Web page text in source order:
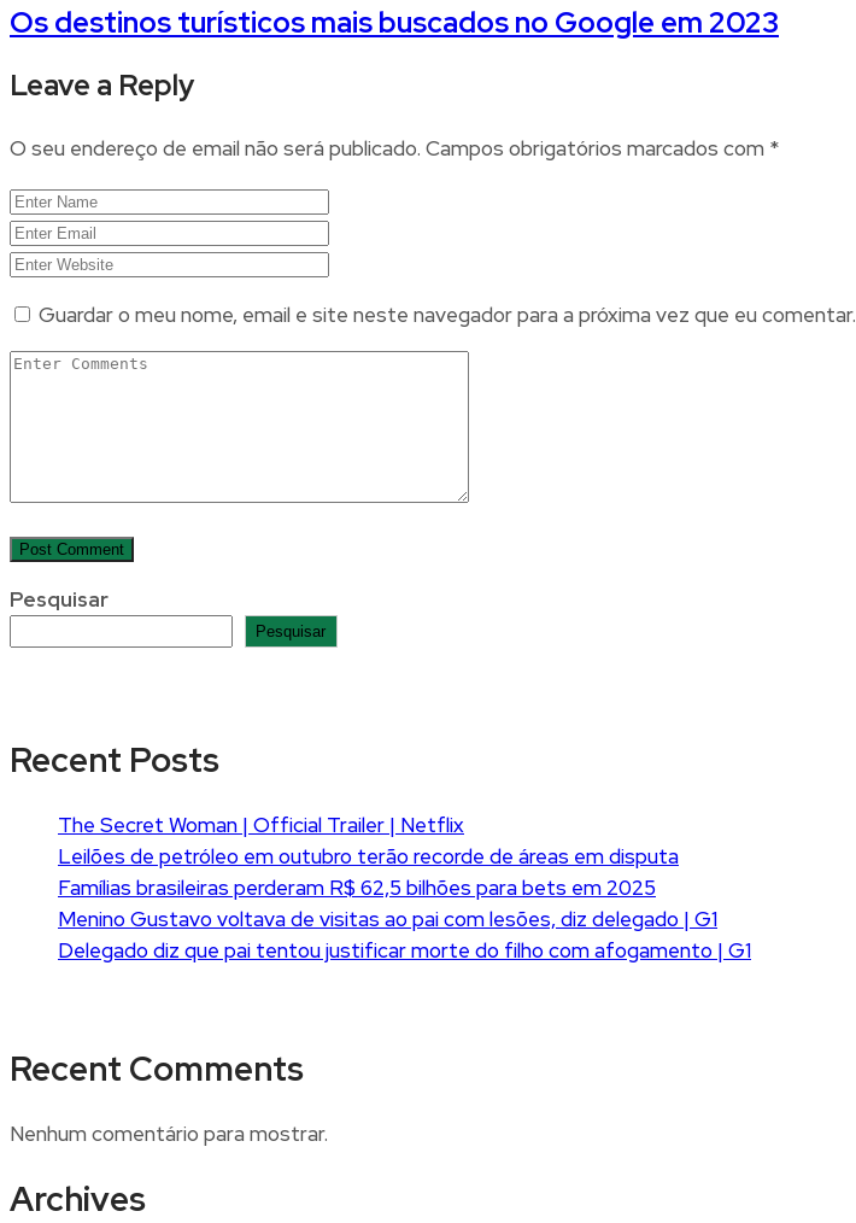
Os destinos turísticos mais buscados no Google em 2023
Leave a Reply
O seu endereço de email não será publicado. Campos obrigatórios marcados com *
Guardar o meu nome, email e site neste navegador para a próxima vez que eu comentar.
Pesquisar
Pesquisar
Recent Posts
The Secret Woman | Official Trailer | Netflix
Leilões de petróleo em outubro terão recorde de áreas em disputa
Famílias brasileiras perderam R$ 62,5 bilhões para bets em 2025
Menino Gustavo voltava de visitas ao pai com lesões, diz delegado | G1
Delegado diz que pai tentou justificar morte do filho com afogamento | G1
Recent Comments
Nenhum comentário para mostrar.
Archives